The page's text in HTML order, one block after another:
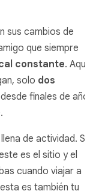
sus cambios de
que siempre
constante. Aquí
solo dos
finales de año
de actividad. Si
es el sitio y el
cuando viajar a
es también tu